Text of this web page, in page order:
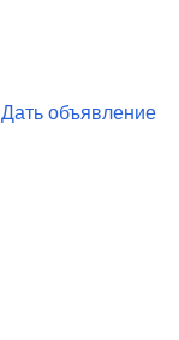
Дать объявление